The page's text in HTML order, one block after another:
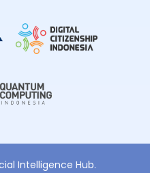
Intelligence Hub.